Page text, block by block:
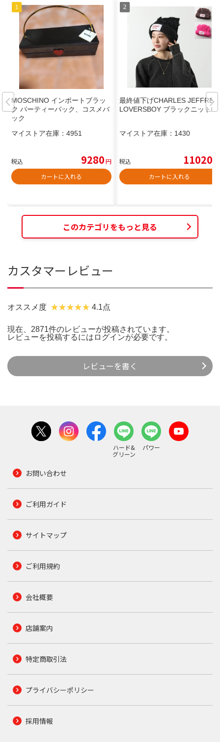
MOSCHINO インポートブラッ
ク パーティーバック、コスメバ
ック
マイストア在庫： 4951
税込 9280円
カートに入れる
最終値下げCHARLES JEFFREY
LOVERSBOY ブラックニット帽
マイストア在庫： 1430
税込 11020
カートに入れる
このカテゴリをもっと見る
カスタマーレビュー
オススメ度 4.1点
現在、2871件のレビューが投稿されています。
レビューを投稿するには ログインが必要です。
レビューを書く
ハード&
グリーン
パワー
お問い合わせ
ご利用ガイド
サイトマップ
ご利用規約
会社概要
店舗案内
特定商取引法
プライバシーポリシー
採用情報